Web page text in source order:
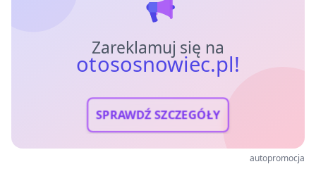
Zareklamuj się na
otososnowiec.pl!
SPRAWDŹ SZCZEGÓŁY
autopromocja